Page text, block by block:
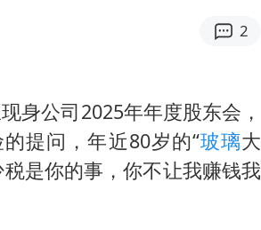
2
身公司2025年年度股东会，
提问，年近80岁的“玻璃大
是你的事，你不让我赚钱我